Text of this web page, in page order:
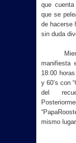
que
que se
de hacerse
sin duda
manifiesta
18:00
y 60’s con
del
mismo lugar.